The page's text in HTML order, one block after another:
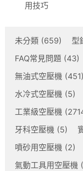
用技巧
未分類 (659) 型
FAQ常見問題 (43)
無油式空壓機 (451)
水冷式空壓機 (5)
工業級空壓機
牙科空壓機 (5)
噴砂用空壓機 (2)
氣動工具用空壓機